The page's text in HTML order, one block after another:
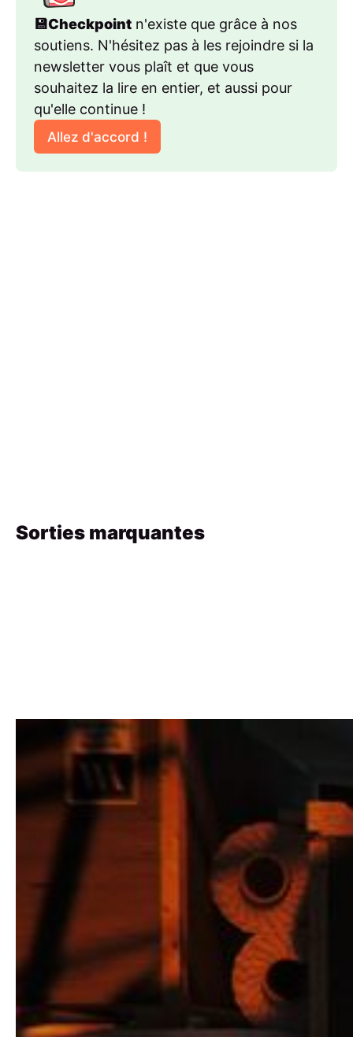
💾Checkpoint n'existe que grâce à nos
soutiens. N'hésitez pas à les rejoindre si la
newsletter vous plaît et que vous
souhaitez la lire en entier, et aussi pour
qu'elle continue !
Allez d'accord !
Sorties marquantes